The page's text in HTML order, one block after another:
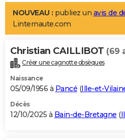
LIFESTYLE
Art de vivre
Bien-être
Loisirs
Mode
Modes de vie
Alimentation
Guide de la santé
Maladies
Médicaments
Sommeil
VOYAGE
Destinations
City break
Voyage nature
Voyage de noces
Forum
Climat
+PHOTO
GUIDES D'ACHAT
BONS PLANS
NOUVEAU : publiez un avis de
Linternaute.com
Christian CAILLIBOT (69
Créer une cagnotte obsèques
Naissance
05/09/1956 à Pancé (Ille-et-
Décès
12/10/2025 à Bain-de-Bretagne (